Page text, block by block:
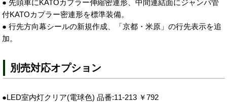
● 先頭車にKATOカプラー伸縮密連形、中間連結面にジャンパ管
付KATOカプラー密連形を標準装備。
● 行先方向幕シールの新規作成、「京都・米原」の行先表示を追
加。
別売対応オプション
●LED室内灯クリア(電球色) 品番:11-213 ￥792